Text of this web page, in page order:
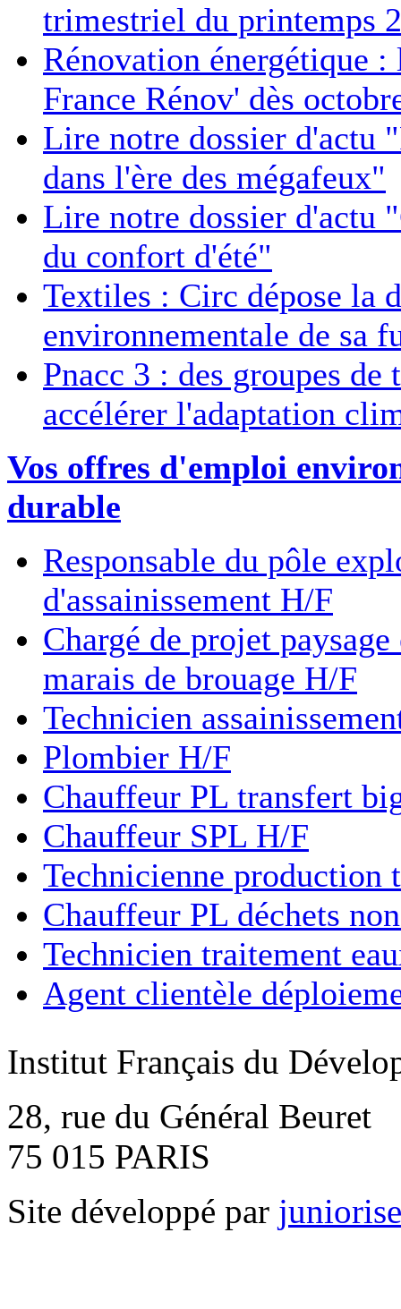
trimestriel du printemps
Rénovation énergétique
France Rénov' dès
Lire notre dossier d'actu
dans l'ère des mégafeux"
Lire notre dossier d'actu
du confort d'été"
Textiles : Circ dépose la
environnementale de sa
Pnacc 3 : des groupes
accélérer l'adaptation
Vos offres d'emploi
durable
Responsable du pôle
d'assainissement H/F
Chargé de projet
marais de brouage H/F
Technicien
Plombier H/F
Chauffeur PL transfert
Chauffeur SPL H/F
Technicienne production
Chauffeur PL déchets
Technicien traitement
Agent clientèle
Institut Français du
28, rue du Général Beuret
75 015 PARIS
Site développé par